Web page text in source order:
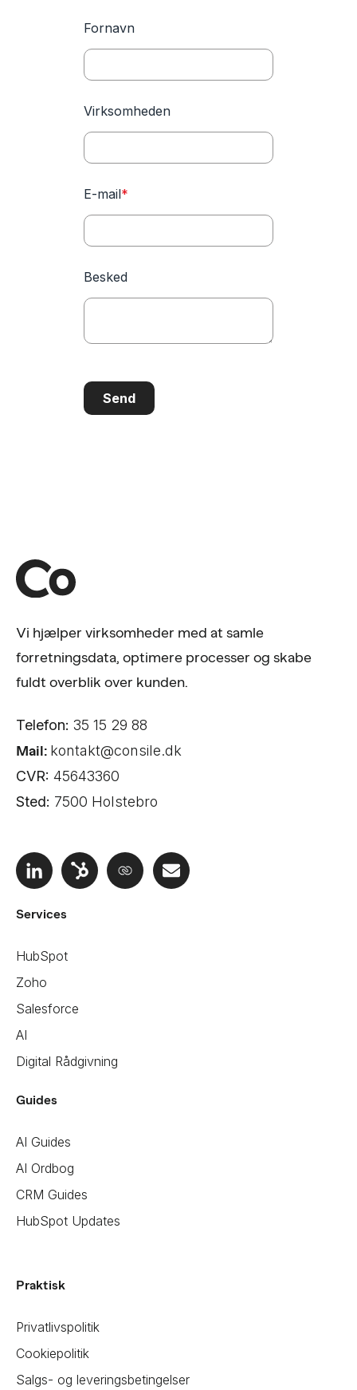
Fornavn
Virksomheden
E-mail*
Besked
Send
Vi hjælper virksomheder med at samle
forretningsdata, optimere processer og skabe
fuldt overblik over kunden.
Telefon: 35 15 29 88
Mail: kontakt@consile.dk
CVR: 45643360
Sted: 7500 Holstebro
Services
HubSpot
Zoho
Salesforce
AI
Digital Rådgivning
Guides
AI Guides
AI Ordbog
CRM Guides
HubSpot Updates
Praktisk
Privatlivspolitik
Cookiepolitik
Salgs- og leveringsbetingelser